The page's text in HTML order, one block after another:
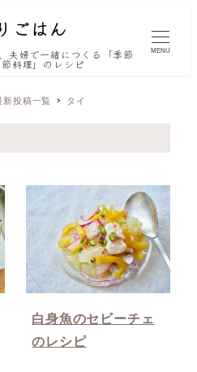
夫婦で一緒につくる「季節
料理」のレシピ
MENU
新投稿一覧 タイ
白身魚のセビーチェ
のレシピ